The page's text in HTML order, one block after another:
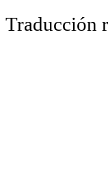
Traducción